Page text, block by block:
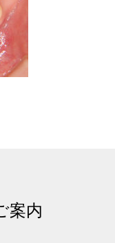
案内